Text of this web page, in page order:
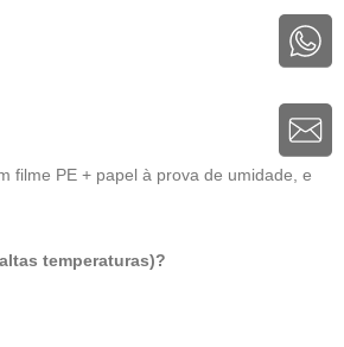
filme PE + papel à prova de umidade, e
temperaturas)?